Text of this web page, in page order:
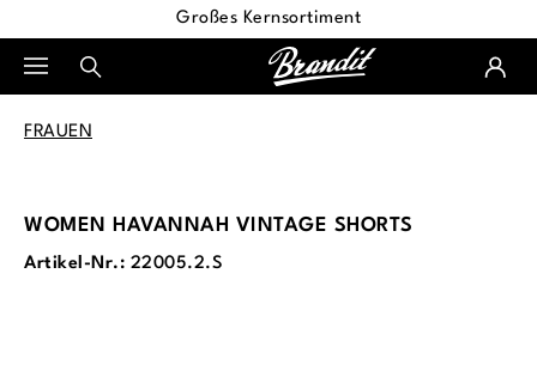
Großes Kernsortiment
FRAUEN
WOMEN HAVANNAH VINTAGE SHORTS
Artikel-Nr.: 22005.2.S